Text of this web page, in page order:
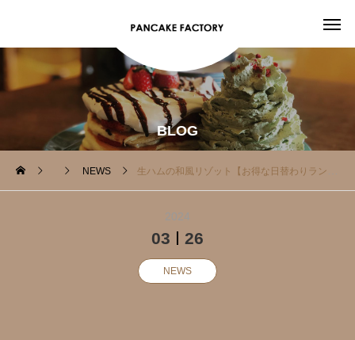
BLOG
NEWS 生ハムの和風リゾット【お得な日替わりランチ】
2024
03 26
NEWS